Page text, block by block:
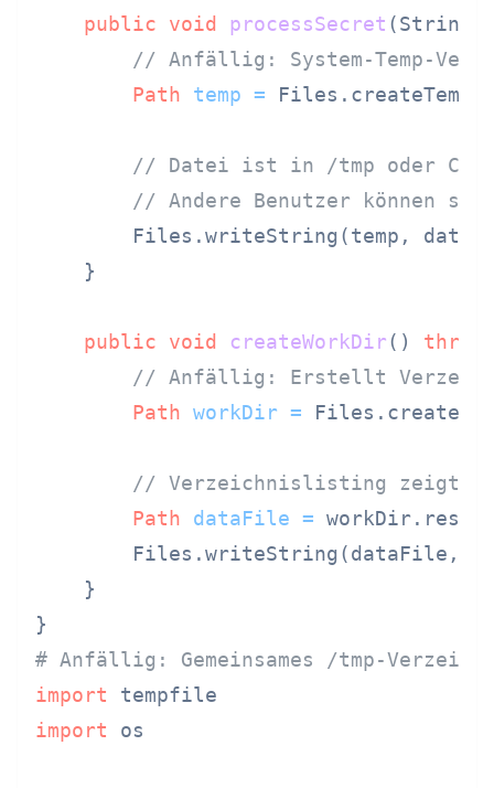
public void processSecret (String
// Anfällig: System-Temp-
Path
temp =
// Datei ist in /tmp oder
// Andere Benutzer können
Files.writeString(temp,
    }
public void createWorkDir()
// Anfällig: Erstellt
Path workDir =
// Verzeichnislisting zeigt
Path
dataFile =
        Files.writeString(dataFile,
    }
# Anfällig: Gemeinsames /tmp-
import
import os